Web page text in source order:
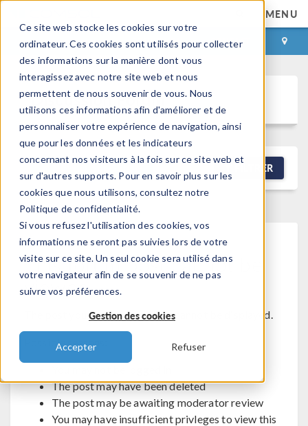
Ce site web stocke les cookies sur votre
ordinateur. Ces cookies sont utilisés pour collecter
des informations sur la manière dont vous
interagissez avec notre site web et nous
permettent de nous souvenir de vous. Nous
utilisons ces informations afin d'améliorer et de
personnaliser votre expérience de navigation, ainsi
que pour les données et les indicateurs
concernant nos visiteurs à la fois sur ce site web et
sur d'autres supports. Pour en savoir plus sur les
cookies que nous utilisons, consultez notre
Politique de confidentialité.
Si vous refusez l'utilisation des cookies, vos
informations ne seront pas suivies lors de votre
visite sur ce site. Un seul cookie sera utilisé dans
votre navigateur afin de se souvenir de ne pas
suivre vos préférences.
Gestion des cookies
Accepter Refuser
MENU
CONNEXION CONTACT
Discussion Forum
FILTRER
This forum post cannot be
viewed
The post you are trying to view cannot be displayed.
Possible reasons:
The post may have been deleted
The post may be awaiting moderator review
You may have insufficient privleges to view this